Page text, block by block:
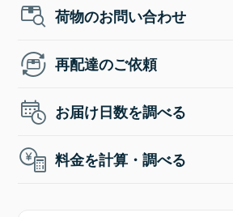
荷物のお問い合わせ
再配達のご依頼
お届け日数を調べる
料金を計算・調べる